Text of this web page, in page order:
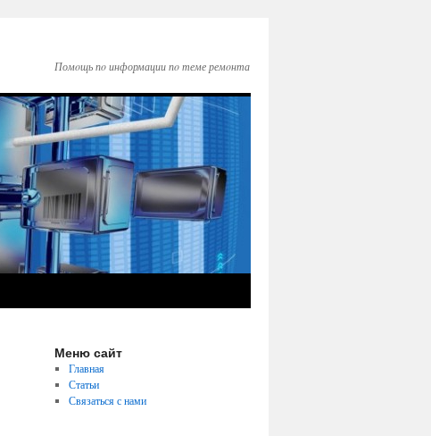
Помοщь пο информации пο теме ремοнта
Меню сайт
Главная
Статьи
Связаться с нами